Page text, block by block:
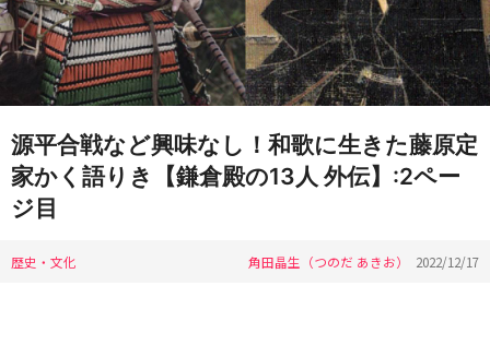
源平合戦など興味なし！和歌に生きた藤原定
家かく語りき【鎌倉殿の13人 外伝】:2ペー
ジ目
歴史・文化 角田晶生（つのだ あきお） 2022/12/17